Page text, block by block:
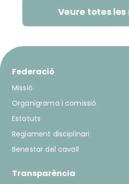
Veure totes
Federació
Missió
Organigrama i comissió
Estatuts
Reglament disciplinari
Benestar del cavall
Transparència